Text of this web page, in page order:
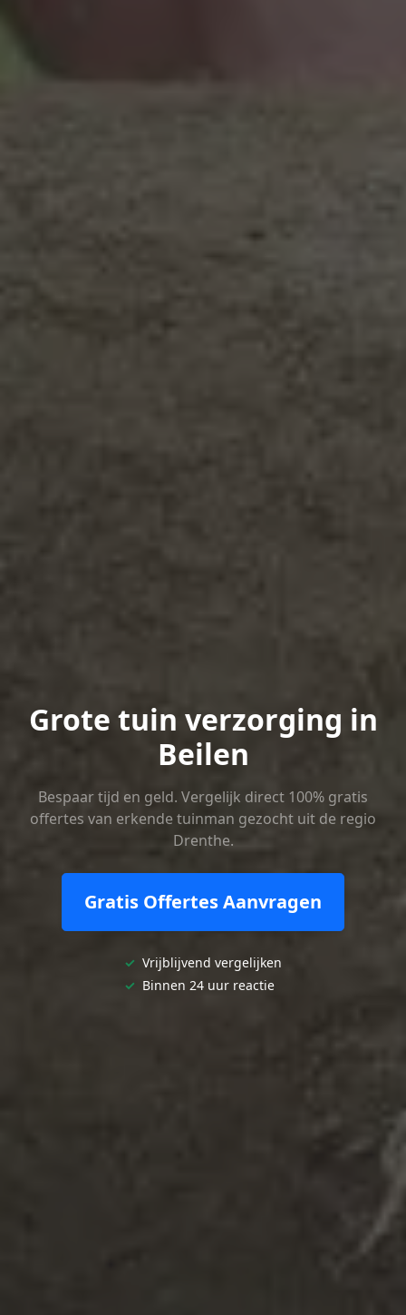
Grote tuin verzorging in
Beilen
Bespaar tijd en geld. Vergelijk direct 100% gratis
offertes van erkende tuinman gezocht uit de regio
Drenthe.
Gratis Offertes Aanvragen
✓ Vrijblijvend vergelijken
✓ Binnen 24 uur reactie